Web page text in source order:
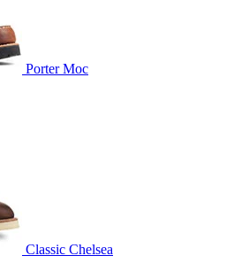
Porter Moc
Classic Chelsea